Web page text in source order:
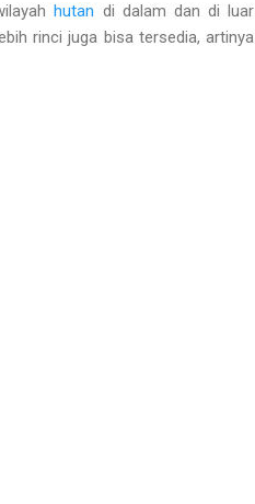
hutan di dalam dan di luar
rinci juga bisa tersedia, artinya